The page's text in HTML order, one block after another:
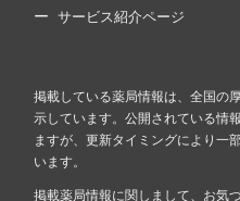
サービス紹介ページ
掲載している薬局情報は、全国の
示しています。公開されている情
ますが、更新タイミングにより一
います。
掲載薬局情報に関しまして、お気